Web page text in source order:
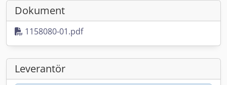
Dokument
1158080-01.pdf
Leverantör